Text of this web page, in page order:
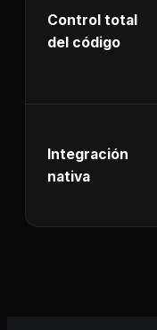
Control total
del código
Integración
nativa